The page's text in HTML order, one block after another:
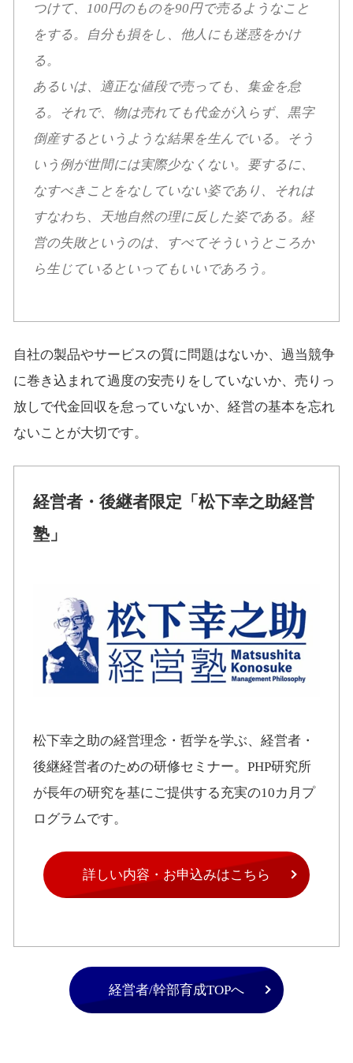
つけて、100円のものを90円で売るようなこと
をする。自分も損をし、他人にも迷惑をかけ
る。
あるいは、適正な値段で売っても、集金を怠
る。それで、物は売れても代金が入らず、黒字
倒産するというような結果を生んでいる。そう
いう例が世間には実際少なくない。要するに、
なすべきことをなしていない姿であり、それは
すなわち、天地自然の理に反した姿である。経
営の失敗というのは、すべてそういうところか
ら生じているといってもいいであろう。
自社の製品やサービスの質に問題はないか、過当競争
に巻き込まれて過度の安売りをしていないか、売りっ
放しで代金回収を怠っていないか、経営の基本を忘れ
ないことが大切です。
経営者・後継者限定「松下幸之助経営
塾」
松下幸之助の経営理念・哲学を学ぶ、経営者・
後継経営者のための研修セミナー。PHP研究所
が長年の研究を基にご提供する充実の10カ月プ
ログラムです。
詳しい内容・お申込みはこちら
経営者/幹部育成TOPへ